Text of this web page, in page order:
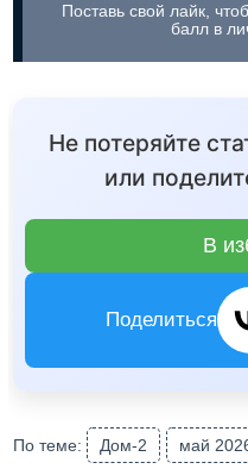
Поставь свой лайк,
балл в
Не потеряйте
или
В
Поделиться
По теме: Дом-2 май